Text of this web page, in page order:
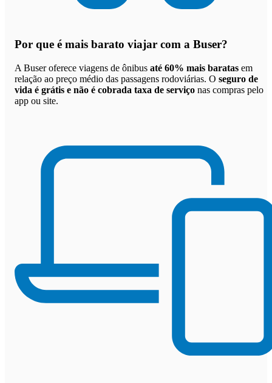
Por que é mais barato viajar com a Buser?
A Buser oferece viagens de ônibus até 60% mais baratas em
relação ao preço médio das passagens rodoviárias. O seguro de
vida é grátis e não é cobrada taxa de serviço nas compras pelo
app ou site.